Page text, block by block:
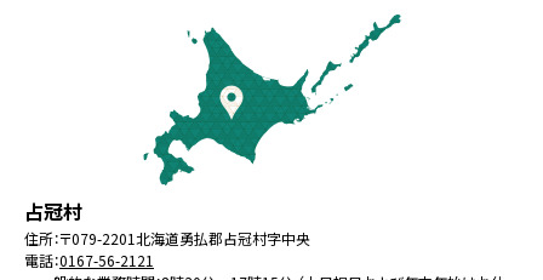
北
海
道
占冠村役
場
住所：〒079-2201北海道勇払郡占冠村字中央
電話：0167-56-2121